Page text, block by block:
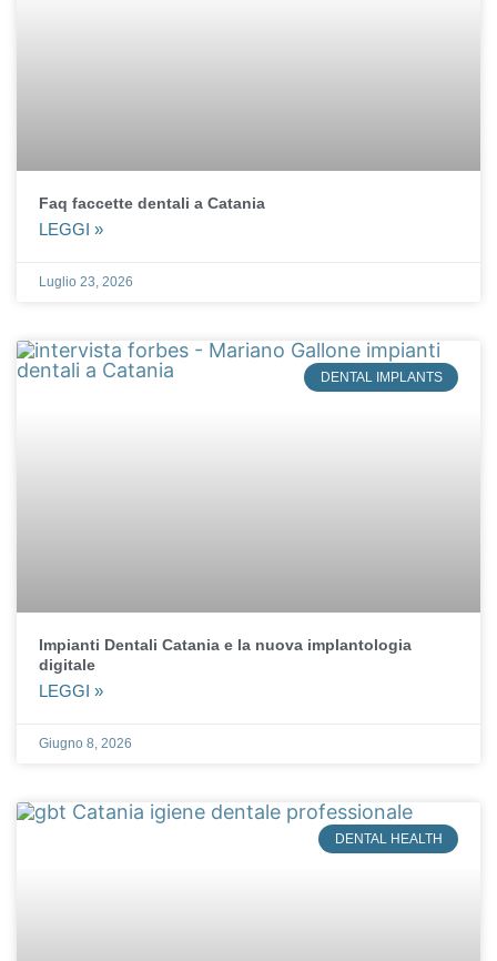
Faq faccette dentali a Catania
LEGGI »
Luglio 23, 2026
DENTAL IMPLANTS
Impianti Dentali Catania e la nuova implantologia
digitale
LEGGI »
Giugno 8, 2026
DENTAL HEALTH